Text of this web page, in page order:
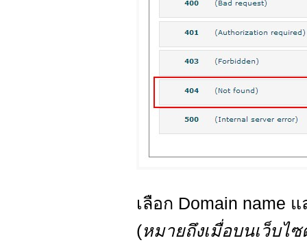
เลือก Domain name
(หมายถึงเมื่อบนเว็บไ